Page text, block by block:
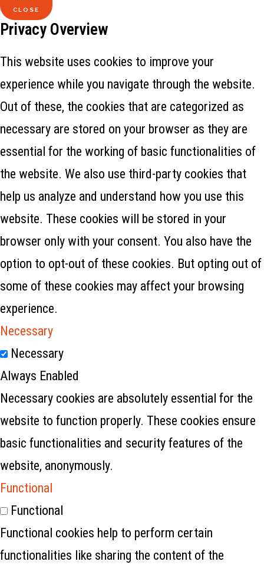
CLOSE
Privacy Overview
This website uses cookies to improve your
experience while you navigate through the website.
Out of these, the cookies that are categorized as
necessary are stored on your browser as they are
essential for the working of basic functionalities of
the website. We also use third-party cookies that
help us analyze and understand how you use this
website. These cookies will be stored in your
browser only with your consent. You also have the
option to opt-out of these cookies. But opting out of
some of these cookies may affect your browsing
experience.
Necessary
Necessary
Always Enabled
Necessary cookies are absolutely essential for the
website to function properly. These cookies ensure
basic functionalities and security features of the
website, anonymously.
Functional
Functional
Functional cookies help to perform certain
functionalities like sharing the content of the